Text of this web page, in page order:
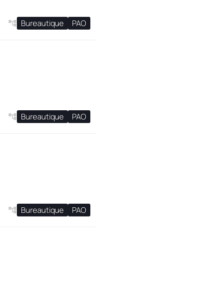
Bureautique PAO
Bureautique PAO
Bureautique PAO